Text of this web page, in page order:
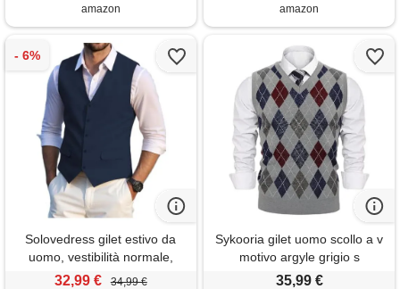
amazon
amazon
Solovedress gilet estivo da
uomo, vestibilità normale,
classico, per matrimoni e
32,99 € 34,99 €
Sykooria gilet uomo scollo a v
motivo argyle grigio s
35,99 €